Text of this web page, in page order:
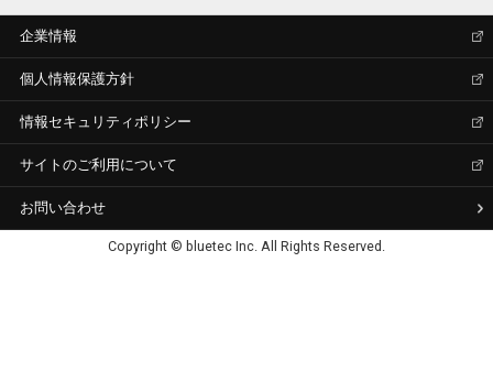
企業情報
個人情報保護方針
情報セキュリティポリシー
サイトのご利用について
お問い合わせ
Copyright © bluetec Inc. All Rights Reserved.